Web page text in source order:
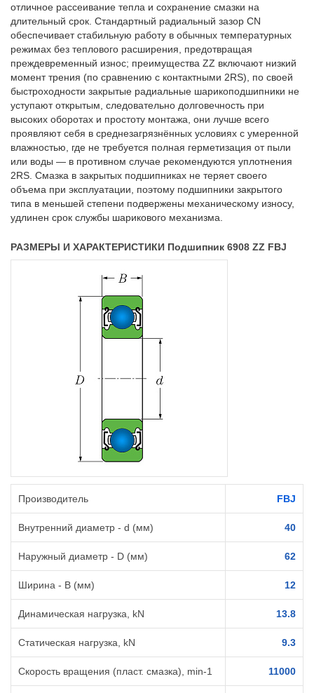
отличное рассеивание тепла и сохранение смазки на
длительный срок. Стандартный радиальный зазор CN
обеспечивает стабильную работу в обычных температурных
режимах без теплового расширения, предотвращая
преждевременный износ; преимущества ZZ включают низкий
момент трения (по сравнению с контактными 2RS), по своей
быстроходности закрытые радиальные шарикоподшипники не
уступают открытым, следовательно долговечность при
высоких оборотах и простоту монтажа, они лучше всего
проявляют себя в среднезагрязнённых условиях с умеренной
влажностью, где не требуется полная герметизация от пыли
или воды — в противном случае рекомендуются уплотнения
2RS. Смазка в закрытых подшипниках не теряет своего
объема при эксплуатации, поэтому подшипники закрытого
типа в меньшей степени подвержены механическому износу,
удлинен срок службы шарикового механизма.
РАЗМЕРЫ И ХАРАКТЕРИСТИКИ Подшипник 6908 ZZ FBJ
Производитель FBJ
Внутренний диаметр - d (мм) 40
Наружный диаметр - D (мм) 62
Ширина - B (мм) 12
Динамическая нагрузка, kN 13.8
Статическая нагрузка, kN 9.3
Скорость вращения (пласт. смазка), min-1 11000